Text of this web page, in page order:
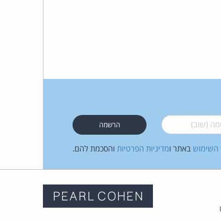
(שוב)*
השימוש באתר ומדיניות הפרטיות והסכמת להם.